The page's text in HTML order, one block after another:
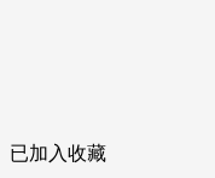
已加入收藏